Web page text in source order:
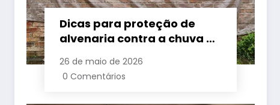
Dicas para proteção de
alvenaria contra a chuva e
26 de maio de 2026
0 Comentários